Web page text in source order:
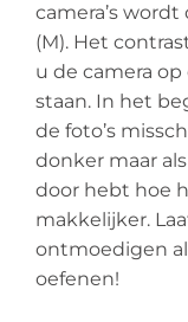
camera’s
(M). Het
u de camera
staan. In het
de foto’s
donker maar
door hebt hoe
makkelijker.
ontmoedigen
oefenen!